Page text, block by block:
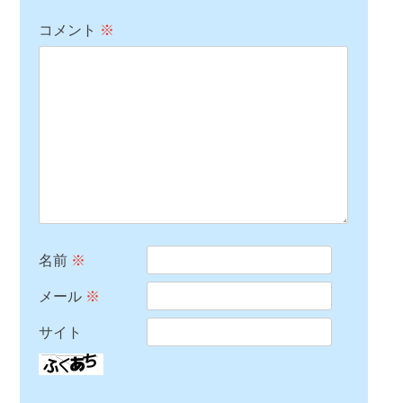
コメント ※
名前 ※
メール ※
サイト